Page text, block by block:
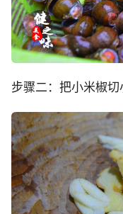
步骤二：把小米椒切